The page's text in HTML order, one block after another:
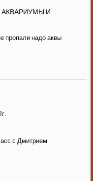
АКВАРИУМЫ И
пропали надо аквы
с Дмитрием